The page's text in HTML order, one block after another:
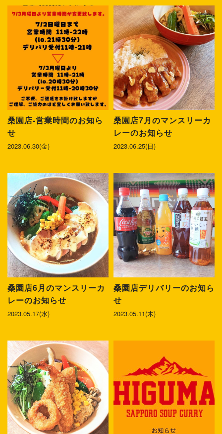
桑園店-営業時間のお知ら
せ
2023.06.30(金)
桑園店7月のマンスリーカ
レーのお知らせ
2023.06.25(日)
桑園店6月のマンスリーカ
レーのお知らせ
2023.05.17(水)
桑園店デリバリーのお知ら
せ
2023.05.11(木)